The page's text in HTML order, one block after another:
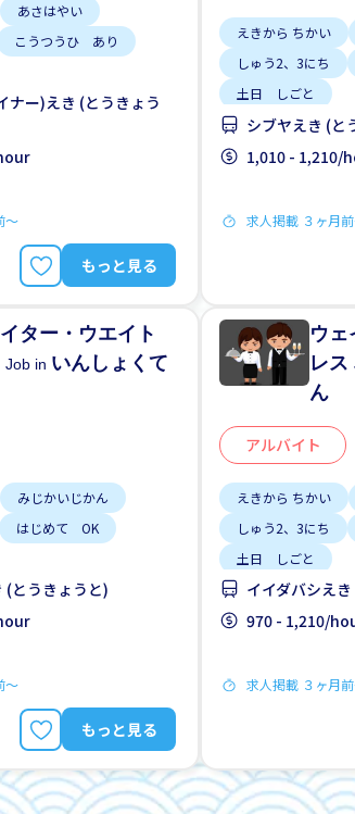
あさはやい
こうつうひ あり
ナー)えき (とうきょう
〜
もっと見る
えきから ちかい
しゅう2、3にち
土日 しごと
シブヤえき (と
1,010 - 1,210/
求人掲載 ３ヶ月
ター・ウエイト
Job in いんしょくて
みじかいじかん
はじめて OK
(とうきょうと)
〜
もっと見る
ウェ
レス
ん
アルバイト
えきから ちかい
しゅう2、3にち
土日 しごと
イイダバシえ
970 - 1,210/
求人掲載 ３ヶ月